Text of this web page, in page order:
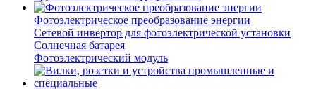
Фотоэлектрическое преобразование энергии
Сетевой инвертор для фотоэлектрической установки
Солнечная батарея
Фотоэлектрический модуль